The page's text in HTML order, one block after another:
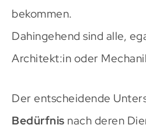
bekommen.
Dahingehend sind alle,
Architekt:in oder
Der entscheidende
Bedürfnis nach deren